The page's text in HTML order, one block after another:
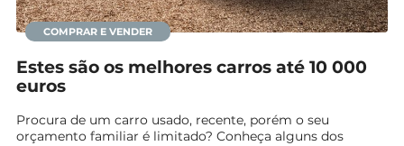
COMPRAR E VENDER
Estes são os melhores carros até 10 000
euros
Procura de um carro usado, recente, porém o seu
orçamento familiar é limitado? Conheça alguns dos